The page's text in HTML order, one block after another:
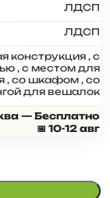
ЛДСП
ЛДСП
конструкция , с
, с местом для
, со шкафом , со
для вешалок
— Бесплатно
📅 10-12 авг